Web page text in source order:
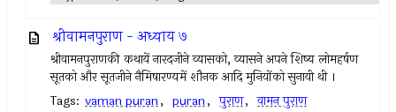
श्रीवामनपुराण - अध्याय ७
श्रीवामनपुराणकी कथायें नारदजीने व्यासको, व्यासने अपने शिष्य लोमहर्षण
सूतको और सूतजीने नैमिषारण्यमें शौनक आदि मुनियोंको सुनायी थी ।
Tags: vaman puran, puran, पुराण, वामन पुराण